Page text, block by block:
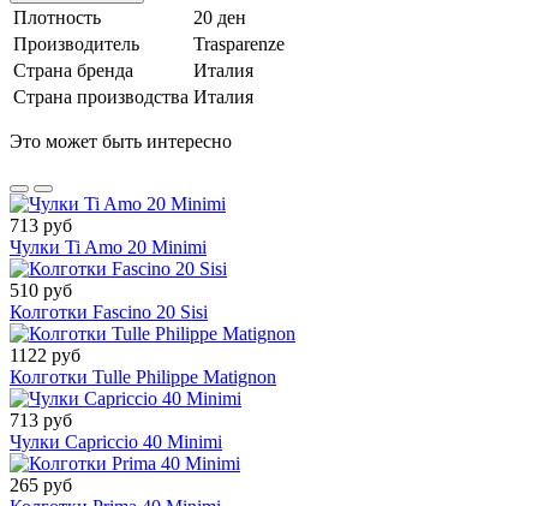
Плотность
20 ден
Производитель
Trasparenze
Страна бренда
Италия
Страна производства Италия
Это может быть интересно
713 руб
Чулки Ti Amo 20 Minimi
510 руб
Колготки Fascino 20 Sisi
1122 руб
Колготки Tulle Philippe Matignon
713 руб
Чулки Capriccio 40 Minimi
265 руб